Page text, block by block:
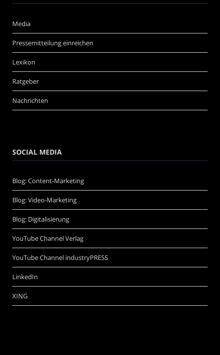
Media
Pressemitteilung einreichen
Lexikon
Ratgeber
Nachrichten
SOCIAL MEDIA
Blog: Content-Marketing
Blog: Video-Marketing
Blog: Digitalisierung
YouTube Channel Verlag
YouTube Channel industryPRESS
LinkedIn
XING